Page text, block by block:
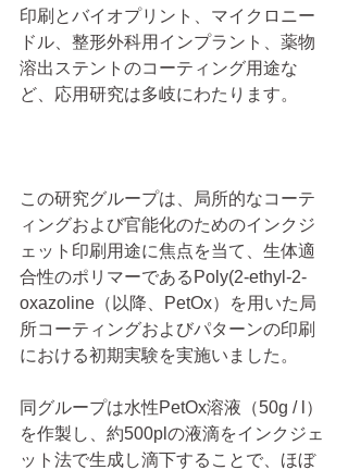
印刷とバイオプリント、マイクロニー
ドル、整形外科用インプラント、薬物
溶出ステントのコーティング用途な
ど、応用研究は多岐にわたります。
この研究グループは、局所的なコーテ
ィングおよび官能化のためのインクジ
ェット印刷用途に焦点を当て、生体適
合性のポリマーであるPoly(2-ethyl-2-
oxazoline（以降、PetOx）を用いた局
所コーティングおよびパターンの印刷
における初期実験を実施いました。
同グループは水性PetOx溶液（50g / l）
を作製し、約500plの液滴をインクジェ
ット法で生成し滴下することで、ほぼ